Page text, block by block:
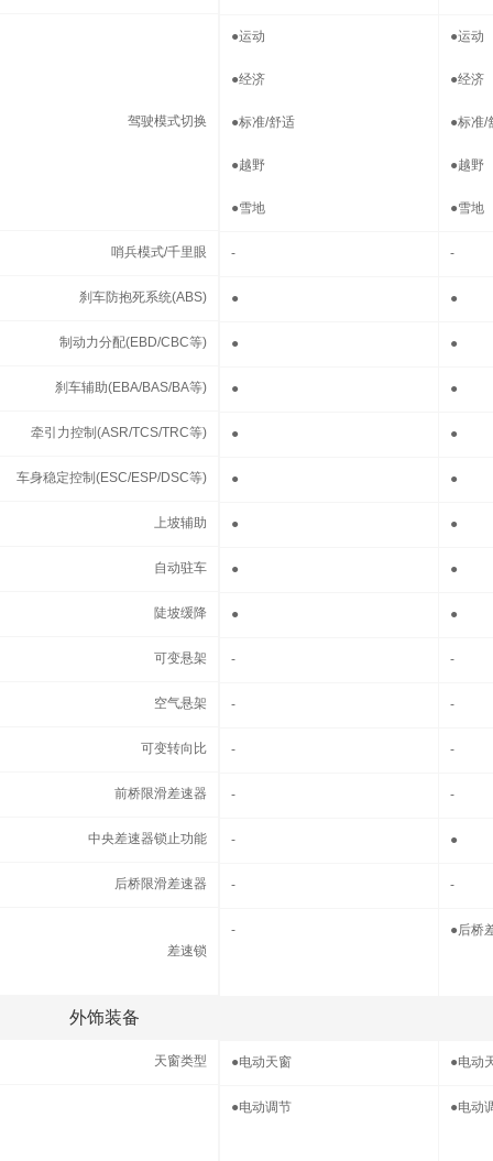
●运动
●经济
●标准/舒适
●越野
●雪地
●运动
●经济
●标准/
●越野
●雪地
哨兵模式/千里眼 - -
刹车防抱死系统(ABS) ● ●
制动力分配(EBD/CBC等) ● ●
刹车辅助(EBA/BAS/BA等) ● ●
牵引力控制(ASR/TCS/TRC等) ● ●
车身稳定控制(ESC/ESP/DSC等) ● ●
上坡辅助 ● ●
自动驻车 ● ●
陡坡缓降 ● ●
可变悬架 - -
空气悬架 - -
可变转向比 - -
前桥限滑差速器 - -
中央差速器锁止功能 - ●
后桥限滑差速器 - -
- ●后桥
外饰装备
天窗类型 ●电动天窗 ●电动
●电动调节 ●电动
驾驶模式切换
哨兵模式/千里眼
刹车防抱死系统(ABS)
制动力分配(EBD/CBC等)
刹车辅助(EBA/BAS/BA等)
牵引力控制(ASR/TCS/TRC等)
车身稳定控制(ESC/ESP/DSC等)
上坡辅助
自动驻车
陡坡缓降
可变悬架
空气悬架
可变转向比
前桥限滑差速器
中央差速器锁止功能
后桥限滑差速器
差速锁
外饰装备
天窗类型